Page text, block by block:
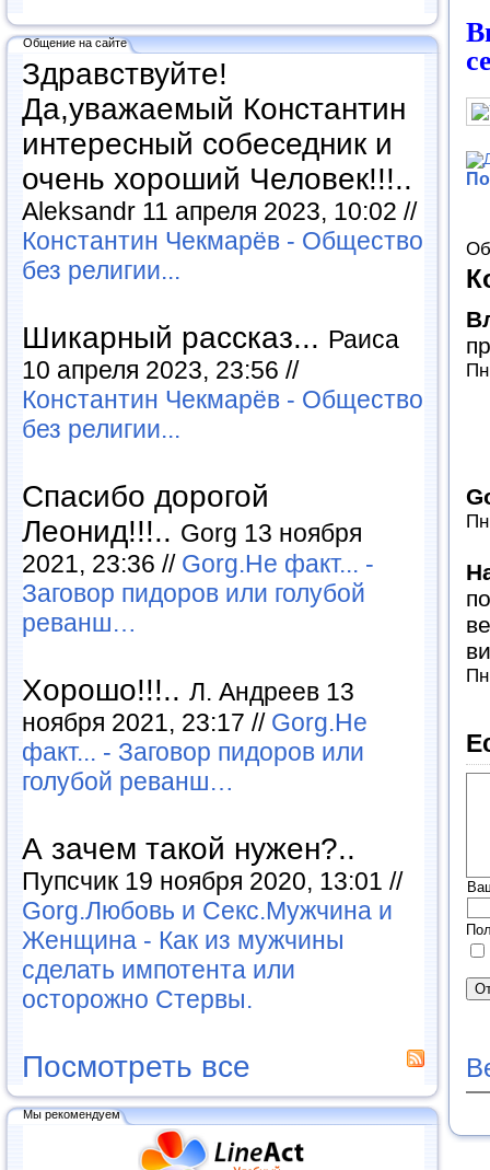
Общение на сайте
Здравствуйте!
Да,уважаемый Константин
интересный собеседник и
очень хороший Человек!!!..
Aleksandr 11 апреля 2023, 10:02 //
Константин Чекмарёв - Общество
без религии...
Шикарный рассказ... Раиса
10 апреля 2023, 23:56 //
Константин Чекмарёв - Общество
без религии...
Спасибо дорогой
Леонид!!!.. Gorg 13 ноября
2021, 23:36 // Gorg.Не факт... -
Заговор пидоров или голубой
реванш…
Хорошо!!!.. Л. Андреев 13
ноября 2021, 23:17 // Gorg.Не
факт... - Заговор пидоров или
голубой реванш…
А зачем такой нужен?..
Пупсчик 19 ноября 2020, 13:01 //
Gorg.Любовь и Секс.Мужчина и
Женщина - Как из мужчины
сделать импотента или
осторожно Стервы.
Посмотреть все
Мы рекомендуем